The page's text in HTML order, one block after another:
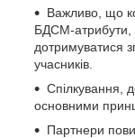
Важливо, що
БДСМ-атрибути,
дотримуватися
учасників.
Спілкування,
основними
Партнери